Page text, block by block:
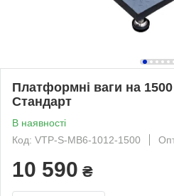
Платформні ваги на
Стандарт
В наявності
Код: VTP-S-MB6-1012-1500
10 590 ₴